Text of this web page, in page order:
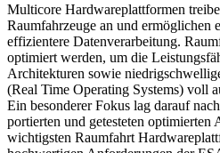
Multicore Hardwareplattformen
Raumfahrzeuge an und ermöglichen
effizientere Datenverarbeitung.
optimiert werden, um die
Architekturen sowie
(Real Time Operating Systems) voll
Ein besonderer Fokus lag darauf
portierten und getesteten optimierten
wichtigsten Raumfahrt